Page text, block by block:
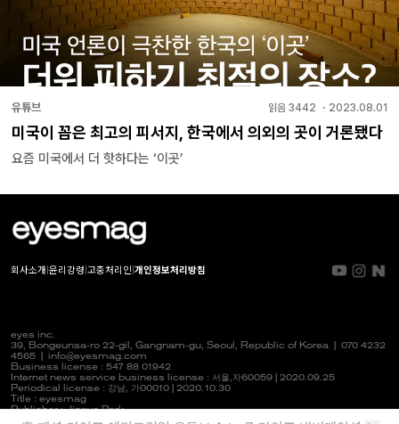
유튜브 읽음 3442 ・ 2023.08.01
미국이 꼽은 최고의 피서지, 한국에서 의외의 곳이 거론됐다
요즘 미국에서 더 핫하다는 ‘이곳’
회사소개 윤리강령 고충처리인 개인정보처리방침
eyes inc.
39, Bongeunsa-ro 22-gil, Gangnam-gu, Seoul, Republic of Korea | 070 4232
4565
info@eyesmag.com
Business license : 547 88 01942
Internet news service business license : 서울,자60059 | 2020.09.25
Periodical license : 강남, 가00010 | 2020.10.30
Title : eyesmag
Publisher : Jinpyo Park
News manager & Editorial officer : Youlim Heo